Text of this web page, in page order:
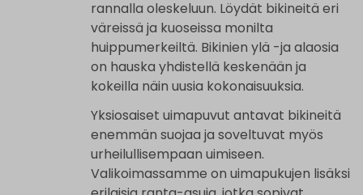
rannalla oleskeluun. Löydät bikineitä eri
väreissä ja kuoseissa monilta
huippumerkeiltä. Bikinien ylä -ja alaosia
on hauska yhdistellä keskenään ja
kokeilla näin uusia kokonaisuuksia.
Yksiosaiset uimapuvut antavat bikineitä
enemmän suojaa ja soveltuvat myös
urheilullisempaan uimiseen.
Valikoimassamme on uimapukujen lisäksi